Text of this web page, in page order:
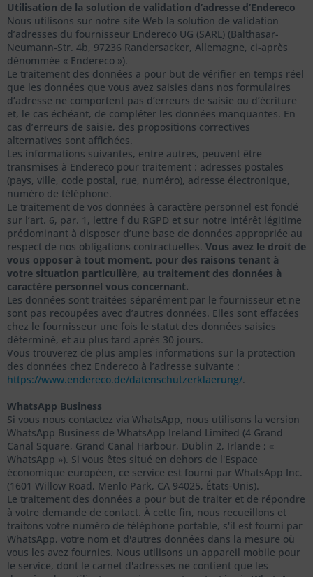
Utilisation de la solution de validation d’adresse d’Endereco
Nous utilisons sur notre site Web la solution de validation
d’adresses du fournisseur Endereco UG (SARL) (Balthasar-
Neumann-Str. 4b, 97236 Randersacker, Allemagne, ci-après
dénommée « Endereco »).
Le traitement des données a pour but de vérifier en temps réel
que les données que vous avez saisies dans nos formulaires
d’adresse ne comportent pas d’erreurs de saisie ou d’écriture
et, le cas échéant, de compléter les données manquantes. En
cas d’erreurs de saisie, des propositions correctives
alternatives sont affichées.
Les informations suivantes, entre autres, peuvent être
transmises à Endereco pour traitement : adresses postales
(pays, ville, code postal, rue, numéro), adresse électronique,
numéro de téléphone.
Le traitement de vos données à caractère personnel est fondé
sur l’art. 6, par. 1, lettre f du RGPD et sur notre intérêt légitime
prédominant à disposer d’une base de données appropriée au
respect de nos obligations contractuelles. Vous avez le droit de
vous opposer à tout moment, pour des raisons tenant à
votre situation particulière, au traitement des données à
caractère personnel vous concernant.
Les données sont traitées séparément par le fournisseur et ne
sont pas recoupées avec d’autres données. Elles sont effacées
chez le fournisseur une fois le statut des données saisies
déterminé, et au plus tard après 30 jours.
Vous trouverez de plus amples informations sur la protection
des données chez Endereco à l’adresse suivante :
https://www.endereco.de/datenschutzerklaerung/.
WhatsApp Business
Si vous nous contactez via WhatsApp, nous utilisons la version
WhatsApp Business de WhatsApp Ireland Limited (4 Grand
Canal Square, Grand Canal Harbour, Dublin 2, Irlande ; «
WhatsApp »). Si vous êtes situé en dehors de l'Espace
économique européen, ce service est fourni par WhatsApp Inc.
(1601 Willow Road, Menlo Park, CA 94025, États-Unis).
Le traitement des données a pour but de traiter et de répondre
à votre demande de contact. À cette fin, nous recueillons et
traitons votre numéro de téléphone portable, s'il est fourni par
WhatsApp, votre nom et d'autres données dans la mesure où
vous les avez fournies. Nous utilisons un appareil mobile pour
le service, dont le carnet d'adresses ne contient que les